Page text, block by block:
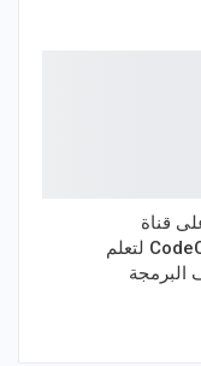
قناة
CodeCourse لتعلم
البرمجة